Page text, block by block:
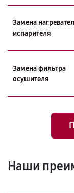
Замена
испарителя
Замена фильтра
осушителя
Наши